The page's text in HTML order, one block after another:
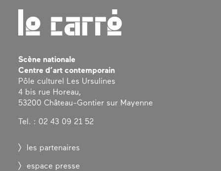
Scène nationale
Centre d’art contemporain
Pôle culturel Les Ursulines
4 bis rue Horeau,
53200 Château-Gontier sur Mayenne
Tel. : 02 43 09 21 52
les partenaires
espace presse